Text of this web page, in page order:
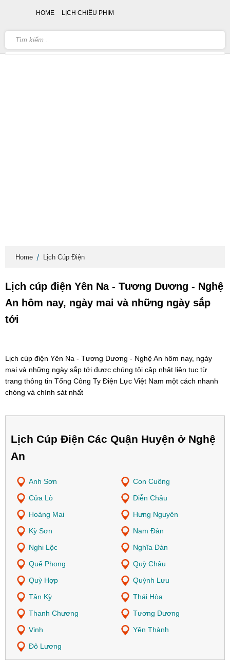
Home Lịch Cúp Điện
Lịch cúp điện Yên Na - Tương Dương - Nghệ
An hôm nay, ngày mai và những ngày sắp
tới
Lịch cúp điện Yên Na - Tương Dương - Nghệ An hôm nay, ngày
mai và những ngày sắp tới được chúng tôi cập nhật liên tục từ
trang thông tin Tổng Công Ty Điện Lực Việt Nam một cách nhanh
chóng và chính sát nhất
Lịch Cúp Điện Các Quận Huyện ở Nghệ
An
Anh Sơn
Con Cuông
Cửa Lò
Diễn Châu
Hoàng Mai
Hưng Nguyên
Kỳ Sơn
Nam Đàn
Nghi Lộc
Nghĩa Đàn
Quế Phong
Quỳ Châu
Quỳ Hợp
Quỳnh Lưu
Tân Kỳ
Thái Hòa
Thanh Chương
Tương Dương
Vinh
Yên Thành
Đô Lương
HOME LỊCH CHIẾU PHIM